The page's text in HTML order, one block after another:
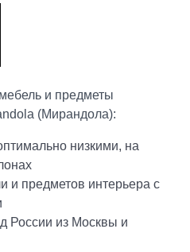
и предметы
(Мирандола):
низкими, на
и предметов интерьера с
России из Москвы и